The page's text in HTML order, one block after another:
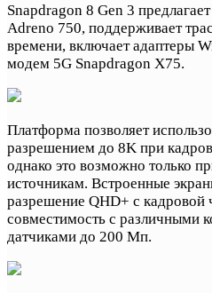
Snapdragon 8 Gen 3
Adreno 750, поддерживает
времени, включает адаптеры
модем 5G Snapdragon X75.
Платформа позволяет
разрешением до 8K при
однако это возможно только
источникам. Встроенные
разрешение QHD+ с
совместимость с различными
датчиками до 200 Мп.